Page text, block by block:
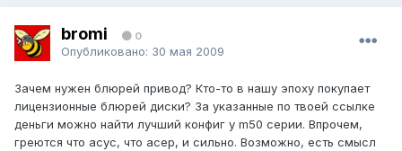
bromi 0
Опубликовано: 30 мая 2009
Зачем нужен блюрей привод? Кто-то в нашу эпоху покупает
лицензионные блюрей диски? За указанные по твоей ссылке
деньги можно найти лучший конфиг у m50 серии. Впрочем,
греются что асус, что асер, и сильно. Возможно, есть смысл